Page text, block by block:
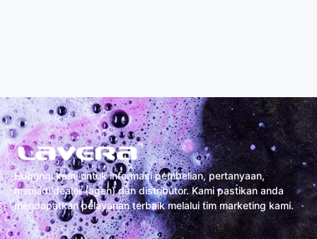
Hubungi kami untuk informasi pembelian, pertanyaan,
menjadi dealer (agen) dan distributor. Kami pastikan anda
mendapatkan pelayanan terbaik melalui tim marketing kami.